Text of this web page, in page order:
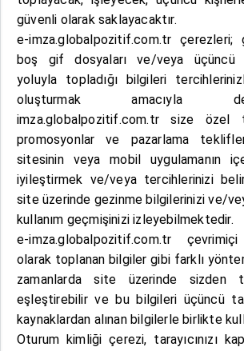
güvenli olarak saklayacaktır.
e-imza.globalpozitif.com.tr çerezleri;
boş gif dosyaları ve/veya üçüncü
yoluyla topladığı bilgileri
oluşturmak amacıyla
imza.globalpozitif.com.tr size özel
promosyonlar ve pazarlama
sitesinin veya mobil uygulamanın
iyileştirmek ve/veya tercihlerinizi
site üzerinde gezinme bilgilerinizi ve/
kullanım geçmişinizi izleyebilmektedir.
e-imza.globalpozitif.com.tr
olarak toplanan bilgiler gibi farklı
zamanlarda site üzerinde sizden
eşleştirebilir ve bu bilgileri üçüncü
kaynaklardan alınan bilgilerle birlikte
Oturum kimliği çerezi, tarayıcınızı